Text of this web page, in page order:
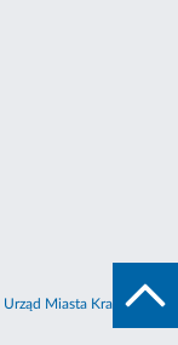
Urząd Miasta Krakowa